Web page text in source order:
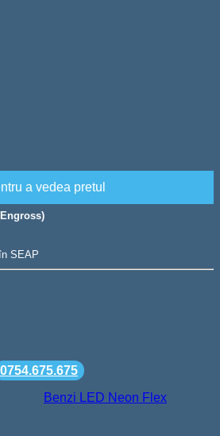
a vedea pretul
SEAP
0754.675.675
Benzi LED Neon Flex